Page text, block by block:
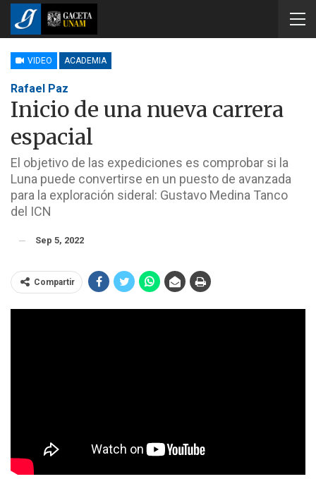
VIDEO ACADEMIA
Rafael Paz
Inicio de una nueva carrera
espacial
El objetivo de las expediciones es comprobar si la
Luna puede convertirse en un puesto de avanzada
para la exploración sideral: Gustavo Medina Tanco
del ICN
Sep 5, 2022
Compartir